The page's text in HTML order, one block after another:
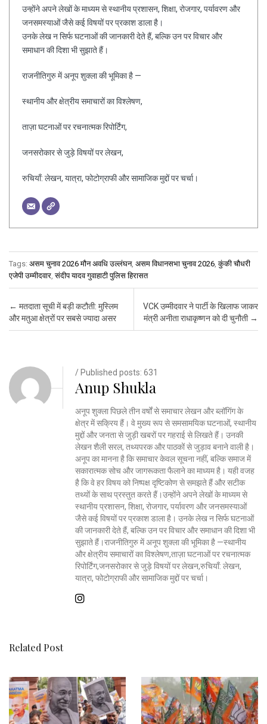
उन्होंने अपने लेखों के माध्यम से स्थानीय प्रशासन, शिक्षा, रोजगार, पर्यावरण और
जनसमस्याओं जैसे कई विषयों पर प्रकाश डाला है।
उनके लेख न सिर्फ घटनाओं की जानकारी देते हैं, बल्कि उन पर विचार और
समाधान की दिशा भी सुझाते हैं।
राजनीतिगुरु में अनूप शुक्ला की भूमिका है —
स्थानीय और क्षेत्रीय समाचारों का विश्लेषण,
ताज़ा घटनाओं पर रचनात्मक रिपोर्टिंग,
जनसरोकार से जुड़े विषयों पर लेखन,
रुचियाँ: लेखन, यात्रा, फोटोग्राफी और सामाजिक मुद्दों पर चर्चा।
Tags: असम चुनाव 2026 मौन अवधि उल्लंघन, असम विधानसभा चुनाव 2026,कुंकी चौधरी
एजेपी उम्मीदवार,संदीप यादव गुवाहाटी पुलिस हिरासत
Post navigation
← मतदाता सूची में बड़ी कटौती: मुस्लिम
और मतुआ क्षेत्रों पर सबसे ज्यादा असर
VCK उम्मीदवार ने पार्टी के खिलाफ जाकर
मंत्री अनीता राधाकृष्णन को दी चुनौती →
/ Published posts: 631
Anup Shukla
अनूप शुक्ला पिछले तीन वर्षों से समाचार लेखन और ब्लॉगिंग के
क्षेत्र में सक्रिय हैं। वे मुख्य रूप से समसामयिक घटनाओं, स्थानीय
मुद्दों और जनता से जुड़ी खबरों पर गहराई से लिखते हैं। उनकी
लेखन शैली सरल, तथ्यपरक और पाठकों से जुड़ाव बनाने वाली है।
अनूप का मानना है कि समाचार केवल सूचना नहीं, बल्कि समाज में
सकारात्मक सोच और जागरूकता फैलाने का माध्यम है। यही वजह
है कि वे हर विषय को निष्पक्ष दृष्टिकोण से समझते हैं और सटीक
तथ्यों के साथ प्रस्तुत करते हैं।उन्होंने अपने लेखों के माध्यम से
स्थानीय प्रशासन, शिक्षा, रोजगार, पर्यावरण और जनसमस्याओं
जैसे कई विषयों पर प्रकाश डाला है। उनके लेख न सिर्फ घटनाओं
की जानकारी देते हैं, बल्कि उन पर विचार और समाधान की दिशा भी
सुझाते हैं।राजनीतिगुरु में अनूप शुक्ला की भूमिका है —स्थानीय
और क्षेत्रीय समाचारों का विश्लेषण,ताज़ा घटनाओं पर रचनात्मक
रिपोर्टिंग,जनसरोकार से जुड़े विषयों पर लेखन,रुचियाँ: लेखन,
यात्रा, फोटोग्राफी और सामाजिक मुद्दों पर चर्चा।
Related Post